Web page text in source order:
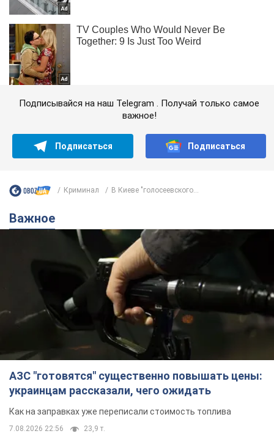
Подписывайся на наш Telegram . Получай только самое
важное!
Подписаться Подписаться
Криминал В Киеве "голосеевского...
Важное
АЗС "готовятся" существенно повышать цены:
украинцам рассказали, чего ожидать
Как на заправках уже переписали стоимость топлива
7.08.2026 22:56 23,9 т.